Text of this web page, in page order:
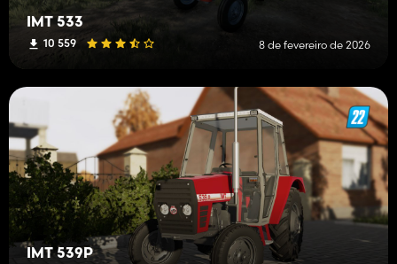
IMT 533
10 559 8 de fevereiro de 2026
IMT 539P